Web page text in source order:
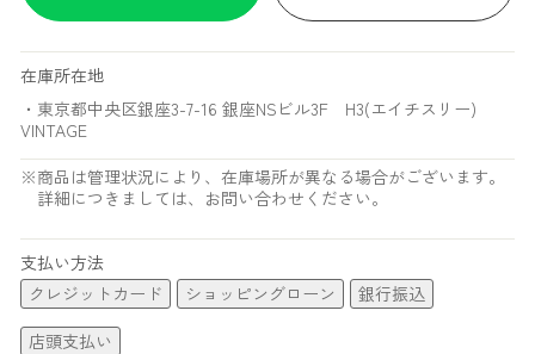
在庫所在地
・東京都中央区銀座3-7-16 銀座NSビル3F H3(エイチスリー)
VINTAGE
※商品は管理状況により、在庫場所が異なる場合がございます。
詳細につきましては、お問い合わせください。
支払い方法
クレジットカード
ショッピングローン
銀行振込
店頭支払い